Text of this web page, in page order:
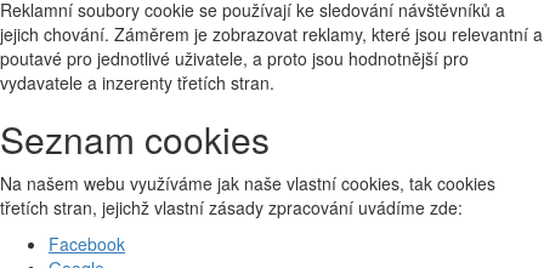
Reklamní soubory cookie se používají ke sledování návštěvníků a
jejich chování. Záměrem je zobrazovat reklamy, které jsou relevantní a
poutavé pro jednotlivé uživatele, a proto jsou hodnotnější pro
vydavatele a inzerenty třetích stran.
Seznam cookies
Na našem webu využíváme jak naše vlastní cookies, tak cookies
třetích stran, jejichž vlastní zásady zpracování uvádíme zde:
Facebook